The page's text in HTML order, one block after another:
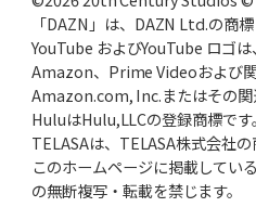
「DAZN」は、DAZN Ltd.の商
YouTube およびYouTube ロゴ
Amazon、Prime Videoおよび
Amazon.com, Inc.またはその関
HuluはHulu,LLCの登録商標です。
TELASAは、TELASA株式会社の
このホームページに掲載してい
の無断複写・転載を禁じます。